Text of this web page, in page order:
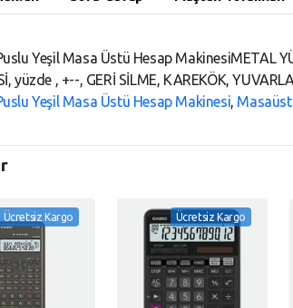
Yeşil Masa Üstü Hesap MakinesiMETAL
yüzde , +--, GERİ SİLME, KAREKÖK,
Yeşil Masa Üstü Hesap Makinesi,
Ücretsiz Kargo Ücretsiz Kargo